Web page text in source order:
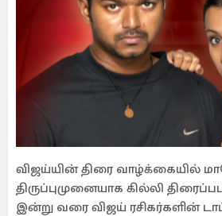
விஜய்யின் திரை வாழ்க்கையில்
திருப்புமுனையாக கில்லி
இன்று வரை விஜய் ரசிகர்களின்